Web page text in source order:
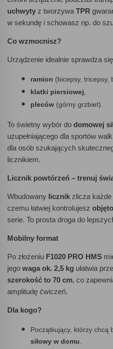
uchwyty z tworzywa TPR
w sekundę i schowasz np. do
Co wzmocnisz?
Urządzenie idealnie sprawdza
ramion (bicepsy, tricepsy,
klatki piersiowej
pleców (górny grzbiet).
To świetny wybór do domowej
uzupełniającego dla sportów
dla osób szukających
licznikiem.
Licznik powtórzeń – trenuj
Wbudowany licznik zlicza
czemu łatwiej kontrolujesz
serie. To prosta droga do
Mobilny format
Po złożeniu F1020 PRO HMS
jego waga ok. 2,5 kg ułatwia
szerokość to 70 cm, co
amplitudę ćwiczeń.
Dla kogo?
Początkujący, którzy chcą
siłowy w domu